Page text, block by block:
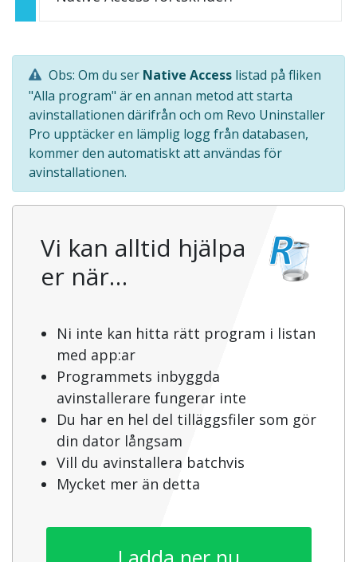
Obs: Om du ser Native Access listad på fliken
"Alla program" är en annan metod att starta
avinstallationen därifrån och om Revo Uninstaller
Pro upptäcker en lämplig logg från databasen,
kommer den automatiskt att användas för
avinstallationen.
Vi kan alltid hjälpa
er när…
Ni inte kan hitta rätt program i listan
med app:ar
Programmets inbyggda
avinstallerare fungerar inte
Du har en hel del tilläggsfiler som gör
din dator långsam
Vill du avinstallera batchvis
Mycket mer än detta